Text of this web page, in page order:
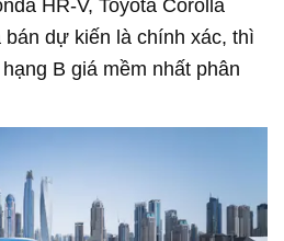
HR-V, Toyota Corolla
dự kiến là chính xác, thì
B giá mềm nhất phân